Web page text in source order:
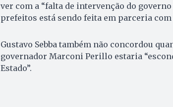
ver com a “falta de intervenção do governo
prefeitos está sendo feita em parceria com
Gustavo Sebba também não concordou
governador Marconi Perillo estaria
Estado”.